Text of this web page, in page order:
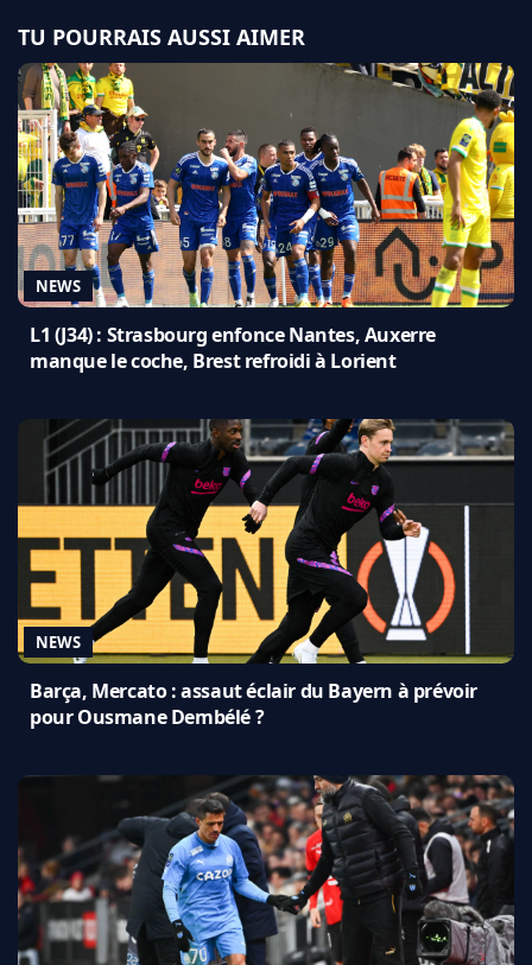
TU POURRAIS AUSSI AIMER
NEWS
L1 (J34) : Strasbourg enfonce Nantes, Auxerre
manque le coche, Brest refroidi à Lorient
NEWS
Barça, Mercato : assaut éclair du Bayern à prévoir
pour Ousmane Dembélé ?